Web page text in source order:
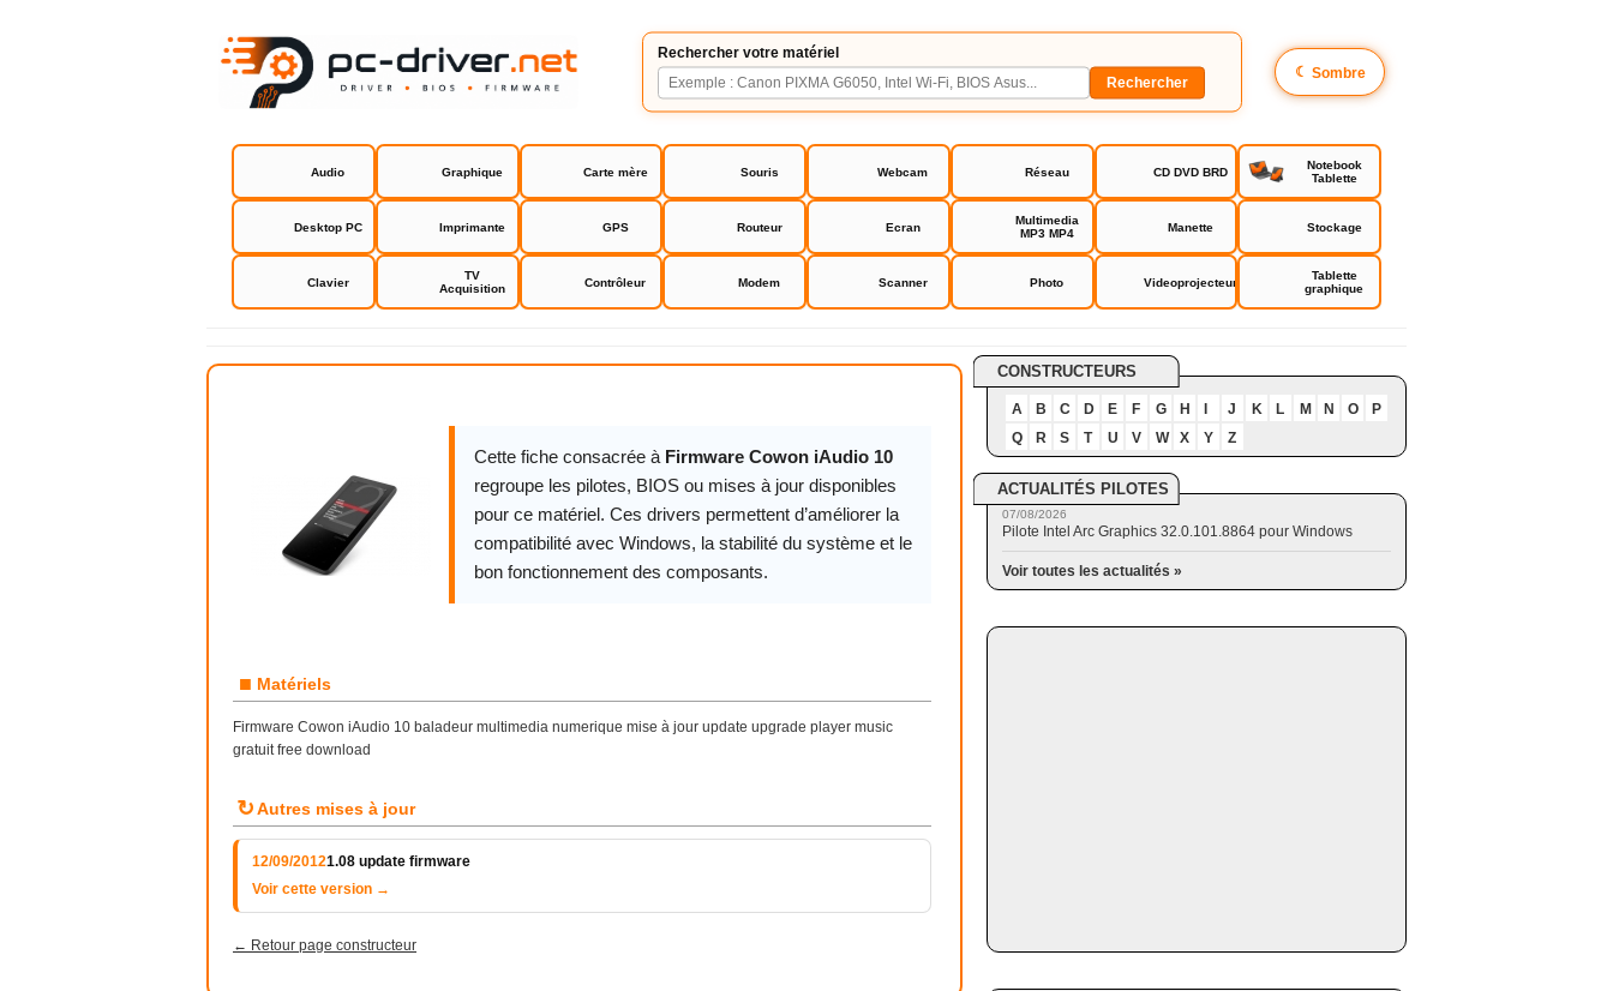
Rechercher votre matériel
☾ Sombre
Audio Graphique Carte mère Souris Webcam Réseau CD DVD BRD
Notebook
Tablette
Desktop PC Imprimante GPS Routeur Ecran
Multimedia
MP3 MP4
Manette Stockage
Clavier
TV
Acquisition
Contrôleur Modem Scanner Photo Videoprojecteur
Tablette
graphique
Firmware Cowon iAudio 10
Cette fiche consacrée à Firmware Cowon iAudio 10
regroupe les pilotes, BIOS ou mises à jour disponibles
pour ce matériel. Ces drivers permettent d’améliorer la
compatibilité avec Windows, la stabilité du système et le
bon fonctionnement des composants.
■ Matériels
Firmware Cowon iAudio 10 baladeur multimedia numerique mise à jour update upgrade player music
gratuit free download
↻Autres mises à jour
12/09/20121.08 update firmware
Voir cette version →
← Retour page constructeur
CONSTRUCTEURS
A B C D E F G H J K L M N O
P
Q
R S T U V W X Y Z
ACTUALITÉS PILOTES
07/08/2026
Pilote Intel Arc Graphics 32.0.101.8864 pour Windows
Voir toutes les actualités »